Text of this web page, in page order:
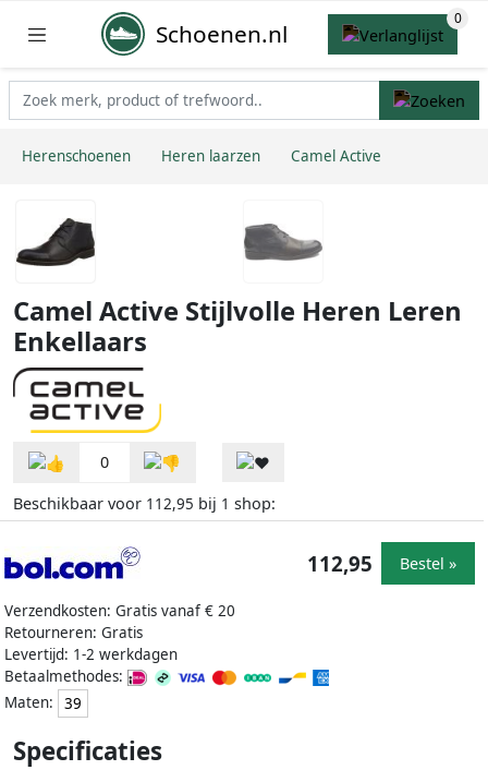
Schoenen.nl
Herenschoenen Heren laarzen Camel Active
Camel Active Stijlvolle Heren Leren
Enkellaars
0
Beschikbaar voor 112,95 bij 1 shop:
Verzendkosten: Gratis vanaf € 20
Retourneren: Gratis
Levertijd: 1-2 werkdagen
Betaalmethodes:
Maten:
39
112,95 Bestel »
Specificaties